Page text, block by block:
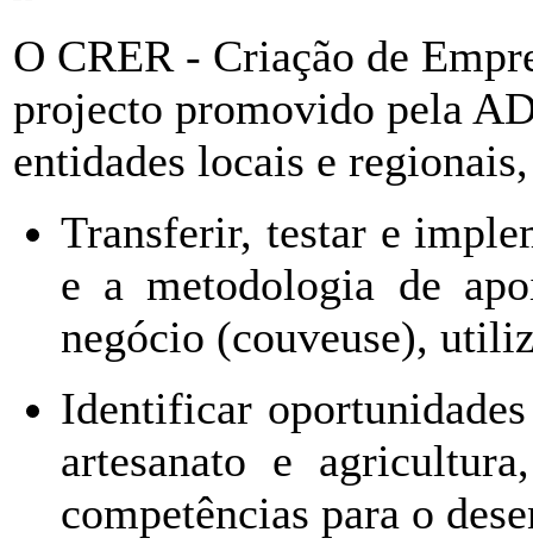
O CRER - Criação de
projecto promovido pela
entidades locais e
Transferir, testar e
e a metodologia de
negócio (couveuse),
Identificar
artesanato e
competências para o